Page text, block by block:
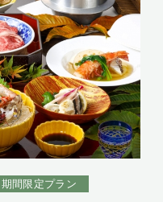
期間限定プラン